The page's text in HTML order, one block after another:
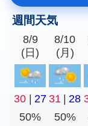
週間天気
8/9
(日)
8/10
(月)
30 | 27 31 | 28
50%
50%